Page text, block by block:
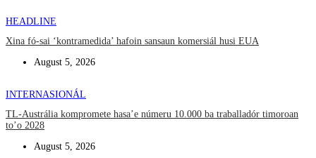
HEADLINE
Xina fó-sai ‘kontramedida’ hafoin sansaun komersiál husi EUA
August 5, 2026
INTERNASIONÁL
TL-Austrália kompromete hasa’e númeru 10.000 ba traballadór timoroan
to’o 2028
August 5, 2026